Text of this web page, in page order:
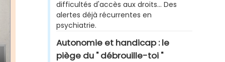
difficultés d'accès aux droits... Des
alertes déjà récurrentes en
psychiatrie.
Autonomie et handicap : le
piège du " débrouille-toi "